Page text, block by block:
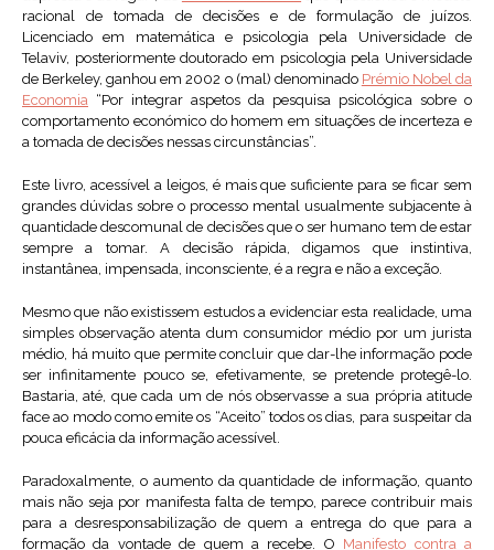
racional de tomada de decisões e de formulação de juízos.
Licenciado em matemática e psicologia pela Universidade de
Telaviv, posteriormente doutorado em psicologia pela Universidade
de Berkeley, ganhou em 2002 o (mal) denominado Prémio Nobel da
Economia “Por integrar aspetos da pesquisa psicológica sobre o
comportamento económico do homem em situações de incerteza e
a tomada de decisões nessas circunstâncias”.
Este livro, acessível a leigos, é mais que suficiente para se ficar sem
grandes dúvidas sobre o processo mental usualmente subjacente à
quantidade descomunal de decisões que o ser humano tem de estar
sempre a tomar. A decisão rápida, digamos que instintiva,
instantânea, impensada, inconsciente, é a regra e não a exceção.
Mesmo que não existissem estudos a evidenciar esta realidade, uma
simples observação atenta dum consumidor médio por um jurista
médio, há muito que permite concluir que dar-lhe informação pode
ser infinitamente pouco se, efetivamente, se pretende protegê-lo.
Bastaria, até, que cada um de nós observasse a sua própria atitude
face ao modo como emite os “Aceito” todos os dias, para suspeitar da
pouca eficácia da informação acessível.
Paradoxalmente, o aumento da quantidade de informação, quanto
mais não seja por manifesta falta de tempo, parece contribuir mais
para a desresponsabilização de quem a entrega do que para a
formação da vontade de quem a recebe. O Manifesto contra a